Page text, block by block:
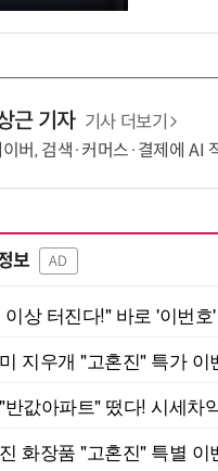
근 기자 기사 더보기
이버, 검색·커머스·결제에
보 AD